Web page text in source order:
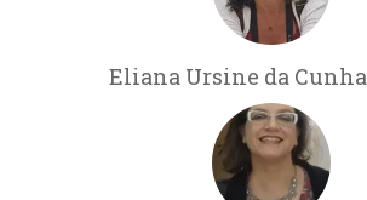
Eliana Ursine da